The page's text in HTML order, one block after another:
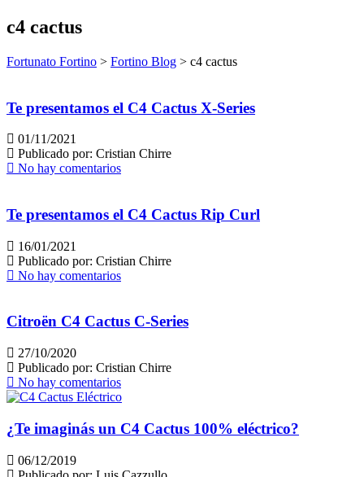
c4 cactus
Fortunato Fortino > Fortino Blog > c4 cactus
Te presentamos el C4 Cactus X-Series
01/11/2021
Publicado por: Cristian Chirre
No hay comentarios
Te presentamos el C4 Cactus Rip Curl
16/01/2021
Publicado por: Cristian Chirre
No hay comentarios
Citroën C4 Cactus C-Series
27/10/2020
Publicado por: Cristian Chirre
No hay comentarios
¿Te imaginás un C4 Cactus 100% eléctrico?
06/12/2019